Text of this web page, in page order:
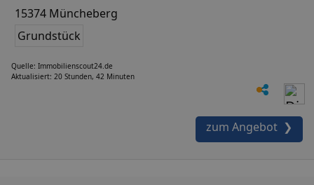
15374 Müncheberg
Grundstück
Quelle: Immobilienscout24.de
Aktualisiert: 20 Stunden, 42 Minuten
zum Angebot ❯